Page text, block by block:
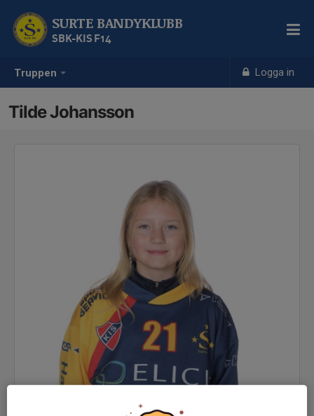
Truppen Logga in
SURTE BANDYKLUBB
SBK-KIS F14
Tilde Johansson